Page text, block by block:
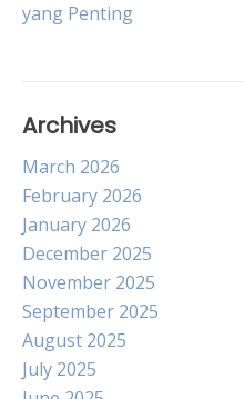
navigation
yang Penting
Archives
March 2026
February 2026
January 2026
December 2025
November 2025
September 2025
August 2025
July 2025